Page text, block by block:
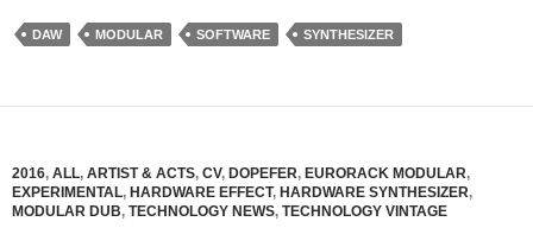
DAW MODULAR SOFTWARE SYNTHESIZER
2016, ALL, ARTIST & ACTS, CV, DOPEFER, EURORACK MODULAR,
EXPERIMENTAL, HARDWARE EFFECT, HARDWARE SYNTHESIZER,
MODULAR DUB, TECHNOLOGY NEWS, TECHNOLOGY VINTAGE